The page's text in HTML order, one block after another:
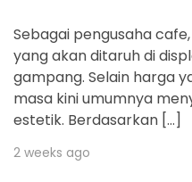
Sebagai pengusaha
yang akan ditaruh di
gampang. Selain harga
masa kini umumnya
estetik. Berdasarkan […]
2 weeks ago